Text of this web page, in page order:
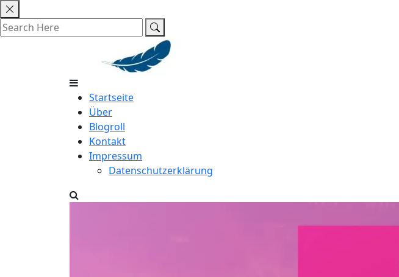
Skip
to
content
Startseite
Über
Blogroll
Kontakt
Impressum
Datenschutzerklärung